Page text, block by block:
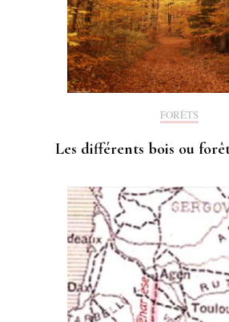
FORÊTS
Les différents bois ou